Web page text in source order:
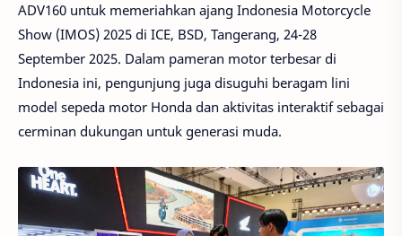
ADV160 untuk memeriahkan ajang Indonesia Motorcycle
Show (IMOS) 2025 di ICE, BSD, Tangerang, 24-28
September 2025. Dalam pameran motor terbesar di
Indonesia ini, pengunjung juga disuguhi beragam lini
model sepeda motor Honda dan aktivitas interaktif sebagai
cerminan dukungan untuk generasi muda.